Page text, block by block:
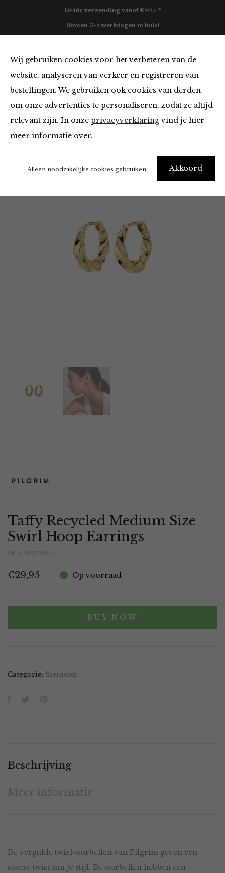
Wij gebruiken cookies voor het verbeteren van de
website, analyseren van verkeer en registreren van
bestellingen. We gebruiken ook cookies van derden
om onze advertenties te personaliseren, zodat ze altijd
relevant zijn. In onze privacyverklaringvind je hier
meer informatie over.
Akkoord
Alleen noodzakelijke cookies gebruiken
Gratis verzending vanaf €50,- *
Binnen 3-5 werkdagen in huis!
Home Accessoires Sieraden
Taffy Recycled
Medium Size Swirl Hoop Earrings
Taffy Recycled Medium Size
Swirl Hoop Earrings
SKU: 282232013
€29,95 Op voorraad
BUY NOW
Categorie: Sieraden
Beschrijving
Meer informatie
De vergulde twirl-oorbellen van Pilgrim geven een
stoere twist aan je stijl. De oorbellen hebben een